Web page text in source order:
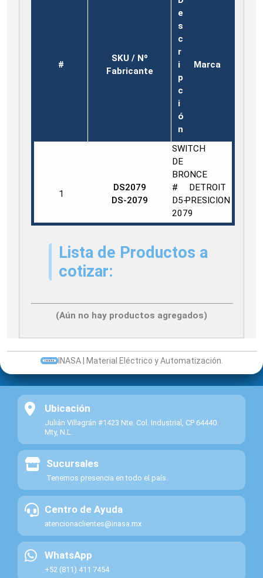
#
SKU / Nº
Fabricante
e
s
c
r
i
p
c
i
ó
n
Marca
1
DS2079
DS-2079
SWITCH
DE
BRONCE
#
D5-
2079
MCA.
DETROIT
PRESICION
SWITCH
DS4597
MCA.
3
DS-5007
INTERRUPTOR
SWITCH
DS5007
PRESICION
Lista de Productos a
cotizar:
(Aún no hay productos agregados)
INASA | Material Eléctrico y Automatización.
Ubicación
Julián Villagrán #1423 Nte. Col. Industrial, CP 64440.
Mty, N.L.
Sucursales
Tenemos presencia en todo el país.
Centro de Ayuda
atencionaclientes@inasa.mx
WhatsApp
+52 (811) 411 7454